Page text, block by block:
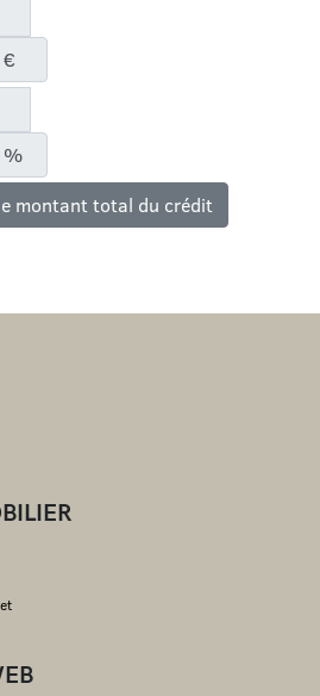
€
%
montant total du crédit